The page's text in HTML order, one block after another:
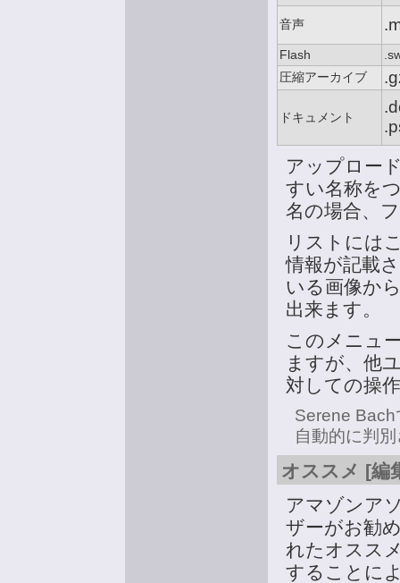
音声
Flash
圧縮アーカイブ
ドキュメント
アップロー
すい名称を
名の場合、
リストには
情報が記載
いる画像か
出来ます。
このメニュ
ますが、他
対しての操
Serene Bach
自動的に判
オススメ [編
アマゾンア
ザーがお勧
れたオスス
することに